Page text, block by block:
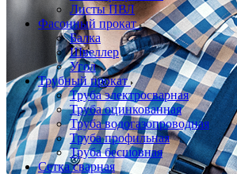
Листы ПВЛ
Фасонный прокат
Балка
Швеллер
Угол
Трубный прокат
Труба электросварная
Труба оцинкованная
Труба водогазопроводная
Труба профильная
Труба бесшовная
Сетка сварная